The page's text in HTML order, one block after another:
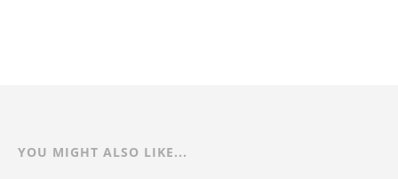
YOU MIGHT ALSO LIKE...